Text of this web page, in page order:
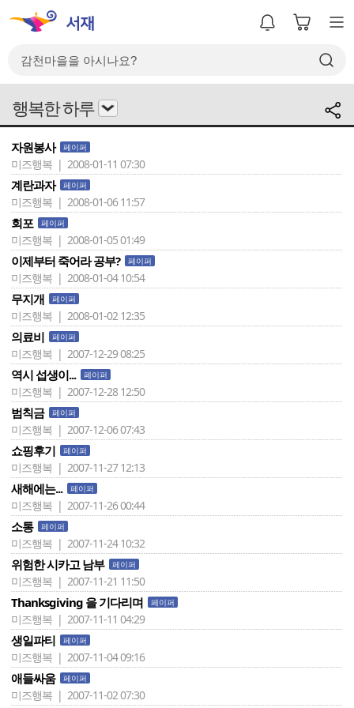
행복한 하루
자원봉사 페이퍼
미즈행복 | 2008-01-11 07:30
계란과자 페이퍼
미즈행복 | 2008-01-06 11:57
회포 페이퍼
미즈행복 | 2008-01-05 01:49
이제부터 죽어라 공부? 페이퍼
미즈행복 | 2008-01-04 10:54
무지개 페이퍼
미즈행복 | 2008-01-02 12:35
의료비 페이퍼
미즈행복 | 2007-12-29 08:25
역시 섭생이... 페이퍼
미즈행복 | 2007-12-28 12:50
범칙금 페이퍼
미즈행복 | 2007-12-06 07:43
쇼핑후기 페이퍼
미즈행복 | 2007-11-27 12:13
새해에는... 페이퍼
미즈행복 | 2007-11-26 00:44
소통 페이퍼
미즈행복 | 2007-11-24 10:32
위험한 시카고 남부 페이퍼
미즈행복 | 2007-11-21 11:50
Thanksgiving 을 기다리며 페이퍼
미즈행복 | 2007-11-11 04:29
생일파티 페이퍼
미즈행복 | 2007-11-04 09:16
애들싸움 페이퍼
미즈행복 | 2007-11-02 07:30